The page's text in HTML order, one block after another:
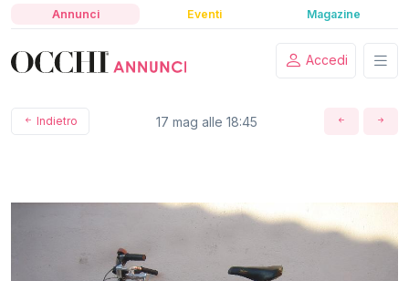
Annunci Eventi Magazine
Accedi
Indietro 17 mag alle 18:45